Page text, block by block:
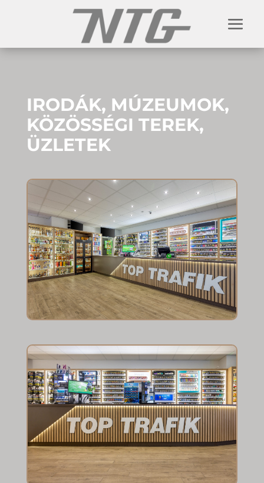
IRODÁK, MÚZEUMOK,
KÖZÖSSÉGI TEREK,
ÜZLETEK